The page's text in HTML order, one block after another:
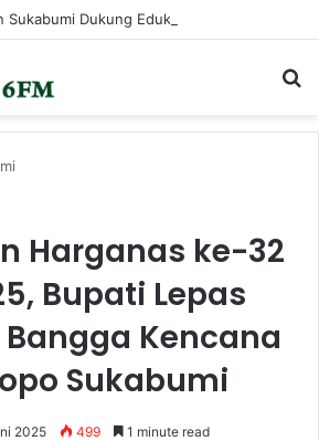
Harganas ke-32
Bupati Lepas
Kencana
Sukabumi
2025 499 1 minute read